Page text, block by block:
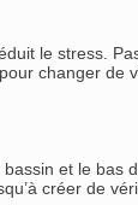
le stress.
changer de
bassin et le
créer de